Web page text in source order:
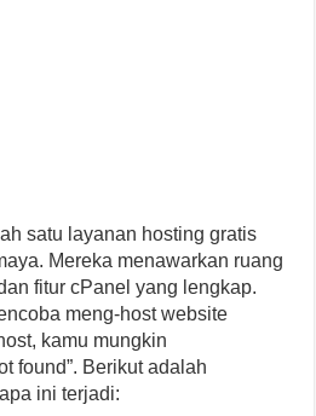
satu layanan hosting gratis
Mereka menawarkan ruang
fitur cPanel yang lengkap.
meng-host website
kamu mungkin
found”. Berikut adalah
ini terjadi: